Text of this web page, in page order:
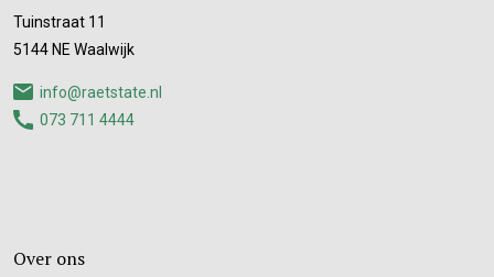
Tuinstraat 11
5144 NE Waalwijk
info@raetstate.nl
073 711 4444
Over ons